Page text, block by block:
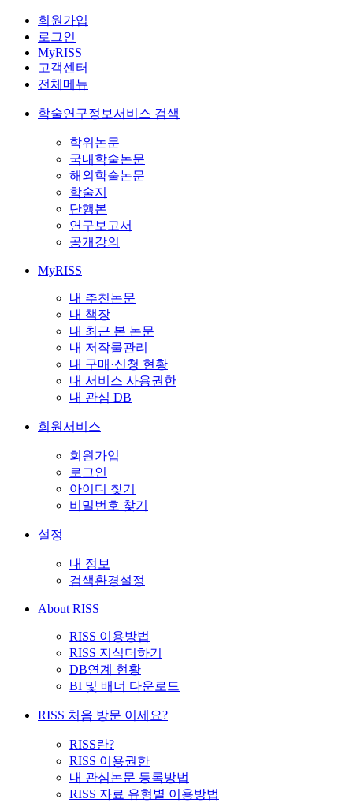
회원가입
로그인
MyRISS
고객센터
전체메뉴
학술연구정보서비스 검색
학위논문
국내학술논문
해외학술논문
학술지
단행본
연구보고서
공개강의
MyRISS
내 추천논문
내 책장
내 최근 본 논문
내 저작물관리
내 구매·신청 현황
내 서비스 사용권한
내 관심 DB
회원서비스
회원가입
로그인
아이디 찾기
비밀번호 찾기
설정
내 정보
검색환경설정
About RISS
RISS 이용방법
RISS 지식더하기
DB연계 현황
BI 및 배너 다운로드
RISS 처음 방문 이세요?
RISS란?
RISS 이용권한
내 관심논문 등록방법
RISS 자료 유형별 이용방법